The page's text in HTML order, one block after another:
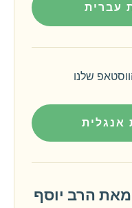
עברית
שלנו
אנגלית
מאת הרב יוסף